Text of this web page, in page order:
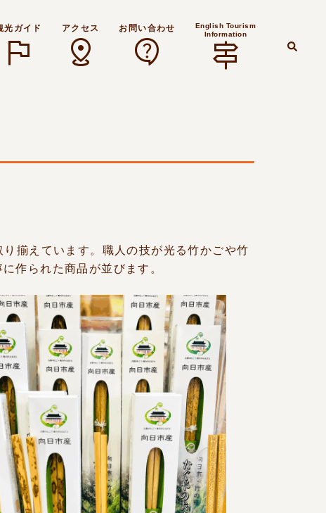
光ガイド
flag
アクセス
distance
お問い合わせ
contact_support
English Tourism
Information
signpost
検
索
揃えています。職人の技が光る竹かごや竹
作られた商品が並びます。